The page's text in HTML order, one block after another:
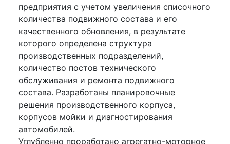
предприятия с учетом увеличения списочного
количества подвижного состава и его
качественного обновления, в результате
которого определена структура
производственных подразделений,
количество постов технического
обслуживания и ремонта подвижного
состава. Разработаны планировочные
решения производственного корпуса,
корпусов мойки и диагностирования
автомобилей.
Углубленно проработано агрегатно-моторное